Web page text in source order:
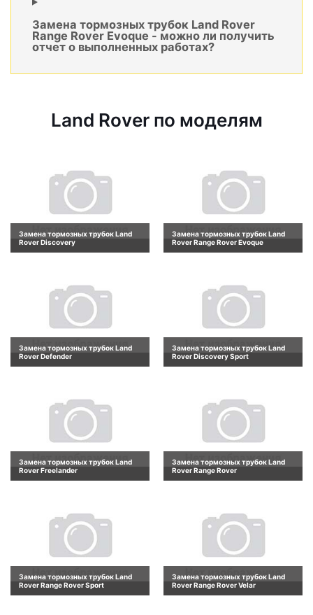
Замена тормозных трубок Land Rover
Range Rover Evoque - можно ли получить
отчет о выполненных работах?
Land Rover по моделям
Замена тормозных трубок Land
Rover Discovery
Замена тормозных трубок Land
Rover Range Rover Evoque
Замена тормозных трубок Land
Rover Defender
Замена тормозных трубок Land
Rover Discovery Sport
Замена тормозных трубок Land
Rover Freelander
Замена тормозных трубок Land
Rover Range Rover
Замена тормозных трубок Land
Rover Range Rover Sport
Замена тормозных трубок Land
Rover Range Rover Velar